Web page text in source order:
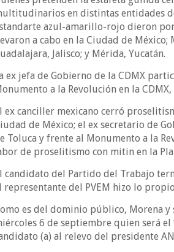
en distintas entidades
azul-amarillo-rojo dieron
a cabo en la Ciudad de México;
Jalisco; y Mérida, Yucatán.
ex jefa de Gobierno de la CDMX
a la Revolución en la
ex canciller mexicano cerró
de México; el ex secretario de
Toluca y frente al Monumento a la
de proselitismo con mitin en la
candidato del Partido del Trabajo
representante del PVEM hizo lo
es del dominio público, Morena
6 de septiembre quien será
(a) al relevo del presidente